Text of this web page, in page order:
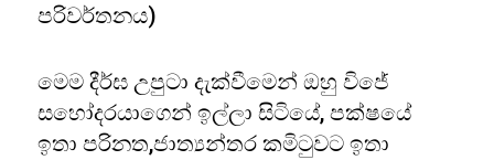
පරිවර්තනය)
මෙම දීර්ඝ උපුටා දැක්වීමෙන් ඔහු විජේ
සහෝදරයාගෙන් ඉල්ලා සිටියේ, පක්ෂයේ
ඉතා පරිනත,ජාත්‍යන්තර කමිටුවට ඉතා